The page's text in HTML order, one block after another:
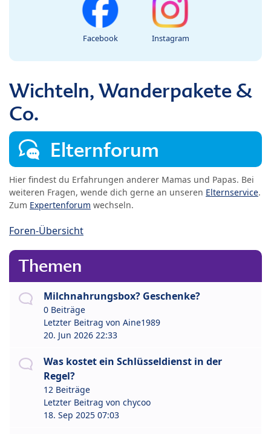
Facebook Instagram
Wichteln, Wanderpakete &
Co.
Elternforum
Hier findest du Erfahrungen anderer Mamas und Papas. Bei
weiteren Fragen, wende dich gerne an unseren Elternservice.
Zum Expertenforum wechseln.
Foren-Übersicht
Themen
Milchnahrungsbox? Geschenke?
0 Beiträge
Letzter Beitrag von Aine1989
20. Jun 2026 22:33
Was kostet ein Schlüsseldienst in der
Regel?
12 Beiträge
Letzter Beitrag von chycoo
18. Sep 2025 07:03